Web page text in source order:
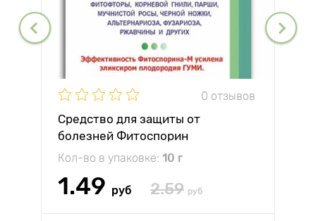
0 отзывов
Средство для защиты от
болезней Фитоспорин
Кол-во в упаковке: 10 г
1.49 руб 2.59 руб